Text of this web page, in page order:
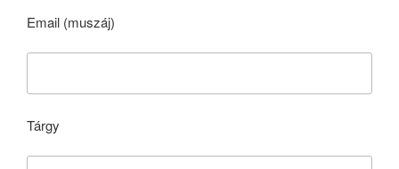
Email (muszáj)
Tárgy